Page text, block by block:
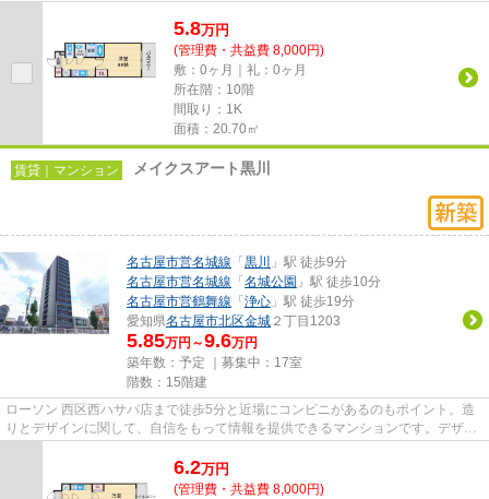
5.8万円
(管理費・共益費 8,000円)
敷：0ヶ月｜礼：0ヶ月
所在階：10階
間取り：1K
面積：20.70㎡
賃貸｜マンション メイクスアート黒川
名古屋市営名城線 「 黒川
」駅 徒歩9分
名古屋市営名城線 「 名城公園 」駅 徒歩10分
名古屋市営鶴舞線 「 浄心 」駅 徒歩19分
愛知県名古屋市北区金城 ２丁目1203
5.85万円～9.6万円
築年数：予定 ｜募集中： 17室
階数：15階建
ローソン 西区西ハサバ店まで徒歩5分と近場にコンビニがあるのもポイント。造
りとデザインに関して、自信をもって情報を提供できるマンションです。デザイ
6.2万円
(管理費・共益費 8,000円)